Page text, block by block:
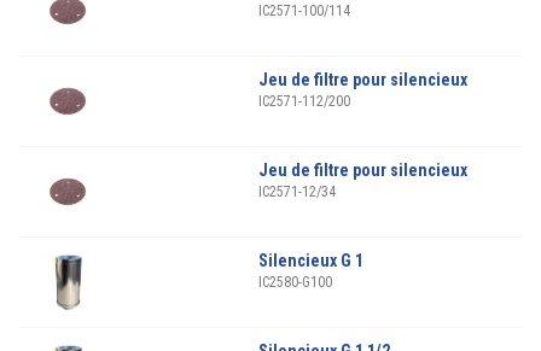
IC2571-100/114
Jeu de filtre pour silencieux
IC2571-112/200
Jeu de filtre pour silencieux
IC2571-12/34
Silencieux G 1
IC2580-G100